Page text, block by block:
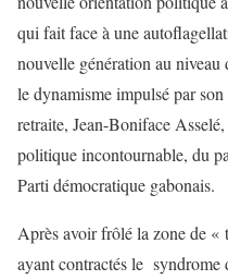
qui fait face à une
nouvelle génération au
le dynamisme impulsé par
retraite, Jean-Boniface
politique incontournable, du
Parti démocratique
Après avoir frôlé la zone de «
ayant contractés le syndrome